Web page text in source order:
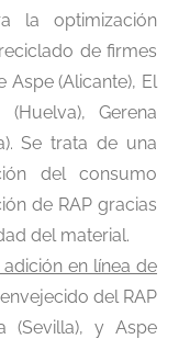
la optimización
de firmes
Aspe (Alicante), El
Gerena
Se trata de una
del consumo
de RAP gracias
del material.
en línea de
envejecido del RAP
(Sevilla), y Aspe